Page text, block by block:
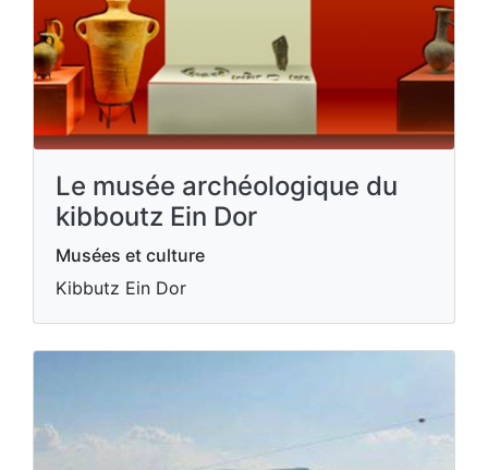
Le musée archéologique du
kibboutz Ein Dor
Musées et culture
Kibbutz Ein Dor